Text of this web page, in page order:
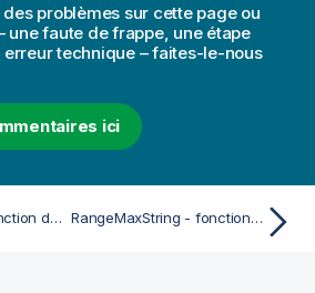
problèmes sur cette page ou
une faute de frappe, une étape
erreur technique – faites-le-nous
ici
RangeKurtosis - fonction de script et fonction de graphique RangeMaxString - fonction de script et fonction de graphique